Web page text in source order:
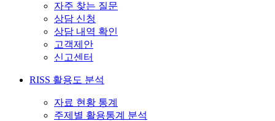
자주 찾는 질문
상담 신청
상담 내역 확인
고객제안
신고센터
RISS 활용도 분석
자료 현황 통계
주제별 활용통계 분석